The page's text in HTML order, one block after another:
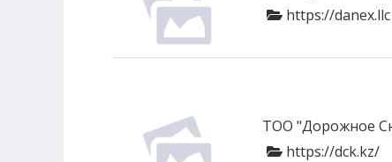
https://danex.llc
ТОО "Дорожное
https://dck.kz/